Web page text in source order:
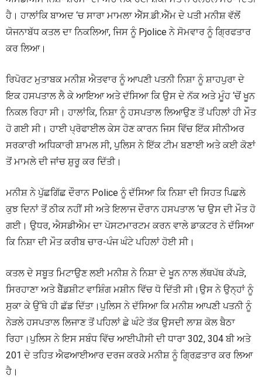
ਹੈ। ਹਾਲਾਂਕਿ ਬਾਅਦ ‘ਚ ਸਾਰਾ ਮਾਮਲਾ ਐੱਸ.ਡੀ.ਐੱਮ ਦੇ ਪਤੀ ਮਨੀਸ਼ ਵੱਲੋਂ
ਯੋਜਨਾਬੱਧ ਕਤਲ ਦਾ ਨਿਕਲਿਆ, ਜਿਸ ਨੂੰ Pjolice ਨੇ ਸੋਮਵਾਰ ਨੂੰ ਗ੍ਰਿਫਤਾਰ
ਕਰ ਲਿਆ।
ਰਿਪੋਰਟ ਮੁਤਾਬਕ ਮਨੀਸ਼ ਐਤਵਾਰ ਨੂੰ ਆਪਣੀ ਪਤਨੀ ਨਿਸ਼ਾ ਨੂੰ ਸ਼ਾਹਪੁਰਾ ਦੇ
ਇਕ ਹਸਪਤਾਲ ਲੈ ਕੇ ਆਇਆ ਅਤੇ ਦੱਸਿਆ ਕਿ ਉਸ ਦੇ ਨੱਕ ਅਤੇ ਮੂੰਹ ‘ਚੋਂ ਖੂਨ
ਨਿਕਲ ਰਿਹਾ ਸੀ। ਹਾਲਾਂਕਿ, ਨਿਸ਼ਾ ਨੂੰ ਹਸਪਤਾਲ ਲਿਆਉਣ ਤੋਂ ਪਹਿਲਾਂ ਹੀ ਮੌਤ
ਹੋ ਗਈ ਸੀ। ਹਾਈ ਪ੍ਰੋਫਾਈਲ ਕੇਸ ਹੋਣ ਕਾਰਨ ਜਿਸ ਵਿੱਚ ਇੱਕ ਸੀਨੀਅਰ
ਸਰਕਾਰੀ ਅਧਿਕਾਰੀ ਸ਼ਾਮਲ ਸੀ, ਪੁਲਿਸ ਨੇ ਇੱਕ ਟੀਮ ਬਣਾਈ ਅਤੇ ਕਈ ਕੋਣਾਂ
ਤੋਂ ਮਾਮਲੇ ਦੀ ਜਾਂਚ ਸ਼ੁਰੂ ਕਰ ਦਿੱਤੀ।
ਮਨੀਸ਼ ਨੇ ਪੁੱਛਗਿੱਛ ਦੌਰਾਨ Police ਨੂੰ ਦੱਸਿਆ ਕਿ ਨਿਸ਼ਾ ਦੀ ਸਿਹਤ ਪਿਛਲੇ
ਕੁਝ ਦਿਨਾਂ ਤੋਂ ਠੀਕ ਨਹੀਂ ਸੀ ਅਤੇ ਇਲਾਜ ਦੌਰਾਨ ਹਸਪਤਾਲ ‘ਚ ਉਸ ਦੀ ਮੌਤ ਹੋ
ਗਈ। ਉਧਰ, ਐਸਡੀਐਮ ਦਾ ਪੋਸਟਮਾਰਟਮ ਕਰਨ ਵਾਲੇ ਡਾਕਟਰ ਨੇ ਦੱਸਿਆ
ਕਿ ਨਿਸ਼ਾ ਦੀ ਮੌਤ ਕਰੀਬ ਚਾਰ-ਪੰਜ ਘੰਟੇ ਪਹਿਲਾਂ ਹੋਈ ਸੀ।
ਕਤਲ ਦੇ ਸਬੂਤ ਮਿਟਾਉਣ ਲਈ ਮਨੀਸ਼ ਨੇ ਨਿਸ਼ਾ ਦੇ ਖੂਨ ਨਾਲ ਲੱਥਪੱਥ ਕੱਪੜੇ,
ਸਿਰਹਾਣਾ ਅਤੇ ਬੈੱਡਸ਼ੀਟ ਵਾਸ਼ਿੰਗ ਮਸ਼ੀਨ ਵਿੱਚ ਧੋ ਦਿੱਤੀ ਸੀ।ਉਸ ਨੇ ਉਨ੍ਹਾਂ ਨੂੰ
ਸੁਕਾ ਕੇ ਉੱਥੇ ਹੀ ਛੱਡ ਦਿੱਤਾ।ਪੁਲਿਸ ਨੇ ਦੱਸਿਆ ਕਿ ਮਨੀਸ਼ ਆਪਣੀ ਪਤਨੀ ਨੂੰ
ਨੇੜਲੇ ਹਸਪਤਾਲ ਲਿਜਾਣ ਤੋਂ ਪਹਿਲਾਂ ਛੇ ਘੰਟੇ ਤੱਕ ਉਸਦੀ ਲਾਸ਼ ਕੋਲ ਬੈਠਾ
ਰਿਹਾ।ਪੁਲਿਸ ਨੇ ਇਸ ਸਬੰਧ ਵਿੱਚ ਆਈਪੀਸੀ ਦੀ ਧਾਰਾ 302, 304 ਬੀ ਅਤੇ
201 ਦੇ ਤਹਿਤ ਐਫਆਈਆਰ ਦਰਜ ਕਰਕੇ ਮਨੀਸ਼ ਨੂੰ ਗ੍ਰਿਫ਼ਤਾਰ ਕਰ ਲਿਆ
ਹੈ।